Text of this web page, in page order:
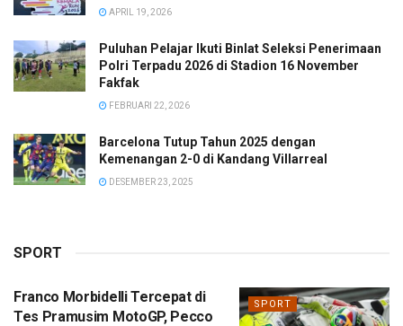
APRIL 19, 2026
Puluhan Pelajar Ikuti Binlat Seleksi Penerimaan
Polri Terpadu 2026 di Stadion 16 November
Fakfak
FEBRUARI 22, 2026
Barcelona Tutup Tahun 2025 dengan
Kemenangan 2-0 di Kandang Villarreal
DESEMBER 23, 2025
SPORT
SPORT
Franco Morbidelli Tercepat di
Tes Pramusim MotoGP, Pecco